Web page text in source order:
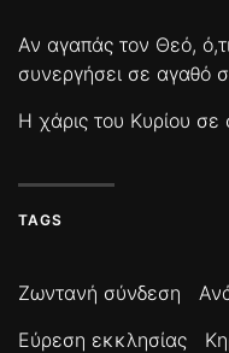
Αν αγαπάς τον Θεό,
συνεργήσει σε αγαθό
Η χάρις του Κυρίου
TAGS
Ζωντανή σύνδεση
Εύρεση εκκλησίας